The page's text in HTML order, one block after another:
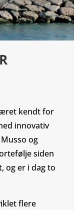
kendt for
innovativ
og
siden
og er i dag to
flere